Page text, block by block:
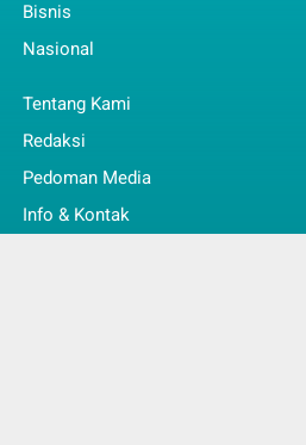
Bisnis
Nasional
Tentang Kami
Redaksi
Pedoman Media
Info & Kontak